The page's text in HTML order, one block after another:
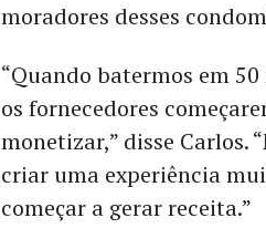
moradores desses
“Quando batermos em
os fornecedores
monetizar,” disse Carlos.
criar uma experiência
começar a gerar receita.”